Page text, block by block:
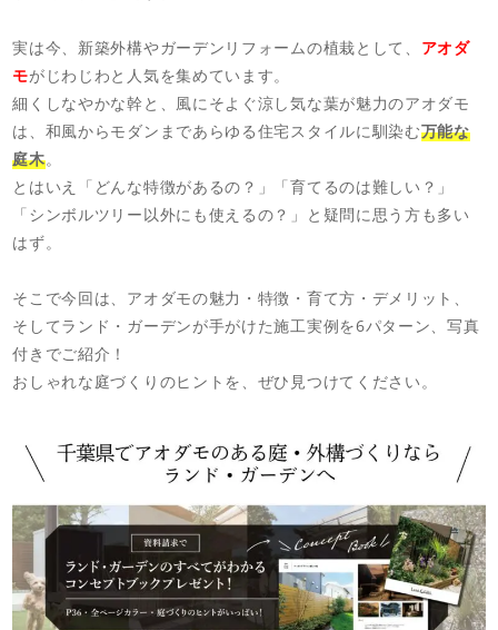
実は今、新築外構やガーデンリフォームの植栽として、 アオダ
モがじわじわと人気を集めています。
細くしなやかな幹と、風にそよぐ涼し気な葉が魅力のアオダモ
は、和風からモダンまであらゆる住宅スタイルに馴染む万能な
庭木。
とはいえ「どんな特徴があるの？」「育てるのは難しい？」
「シンボルツリー以外にも使えるの？」と疑問に思う方も多い
はず。
そこで今回は、アオダモの魅力・特徴・育て方・デメリット、
そしてランド・ガーデンが手がけた施工実例を6パターン、写真
付きでご紹介！
おしゃれな庭づくりのヒントを、ぜひ見つけてください。